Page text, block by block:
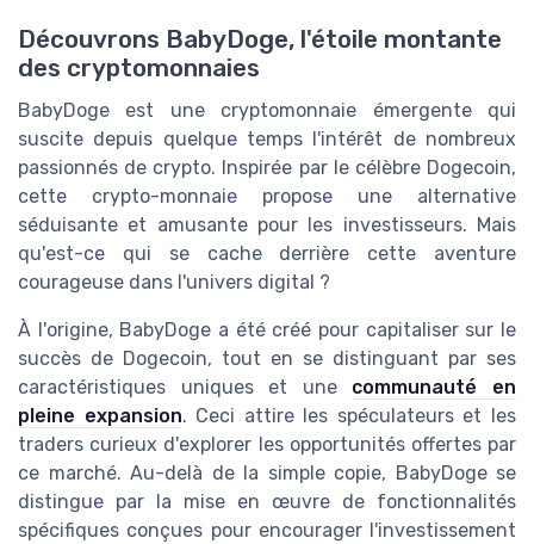
Découvrons BabyDoge, l'étoile montante
des cryptomonnaies
BabyDoge est une cryptomonnaie émergente qui
suscite depuis quelque temps l'intérêt de nombreux
passionnés de crypto. Inspirée par le célèbre Dogecoin,
cette crypto-monnaie propose une alternative
séduisante et amusante pour les investisseurs. Mais
qu'est-ce qui se cache derrière cette aventure
courageuse dans l'univers digital ?
À l'origine, BabyDoge a été créé pour capitaliser sur le
succès de Dogecoin, tout en se distinguant par ses
caractéristiques uniques et une communauté en
pleine expansion. Ceci attire les spéculateurs et les
traders curieux d'explorer les opportunités offertes par
ce marché. Au-delà de la simple copie, BabyDoge se
distingue par la mise en œuvre de fonctionnalités
spécifiques conçues pour encourager l'investissement